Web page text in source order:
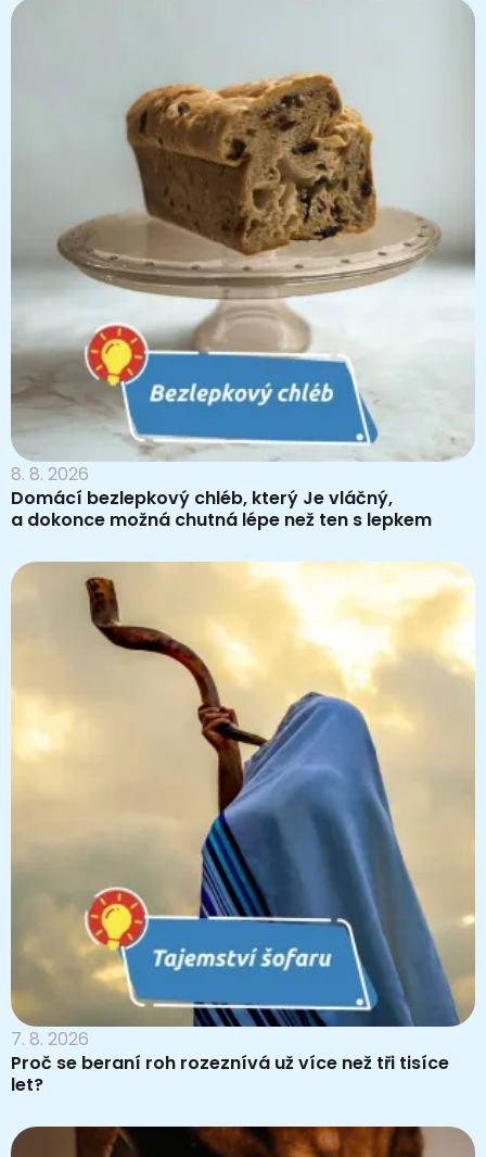
8. 8. 2026
Domácí bezlepkový chléb, který Je vláčný,
a dokonce možná chutná lépe než ten s lepkem
7. 8. 2026
Proč se beraní roh rozeznívá už více než tři tisíce
let?